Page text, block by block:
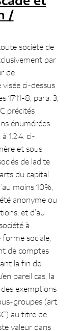
/
société de
par
de
visée ci-dessus
1711-8, para. 3,
précités
énumérées
1.2.4. ci-
et sous
de ladite
du capital
moins 10%,
anonyme ou
et d’au
à
sociale,
de comptes
la fin de
pareil cas, la
exemptions
groupes (art.
au titre de
valeur dans